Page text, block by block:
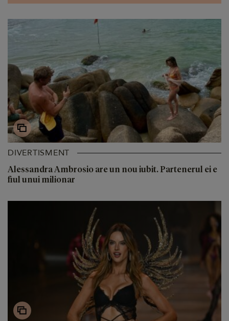
DIVERTISMENT
Alessandra Ambrosio are un nou iubit. Partenerul ei e
fiul unui milionar